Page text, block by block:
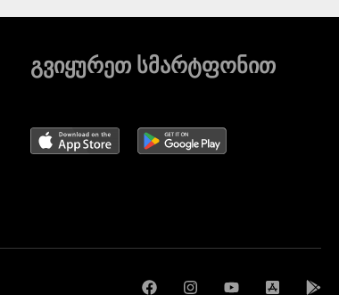
გვიყურეთ სმარტფონით